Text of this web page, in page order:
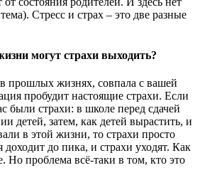
Стресс и страх – это две разные
могут страхи выходить?
прошлых жизнях, совпала с вашей
пробудит настоящие страхи. Если
были страхи: в школе перед сдачей
детей, затем, как детей вырастить, и
в этой жизни, то страхи просто
до пика, и страхи уходят. Как
Но проблема всё-таки в том, кто это